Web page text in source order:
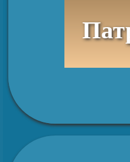
Патриаршее